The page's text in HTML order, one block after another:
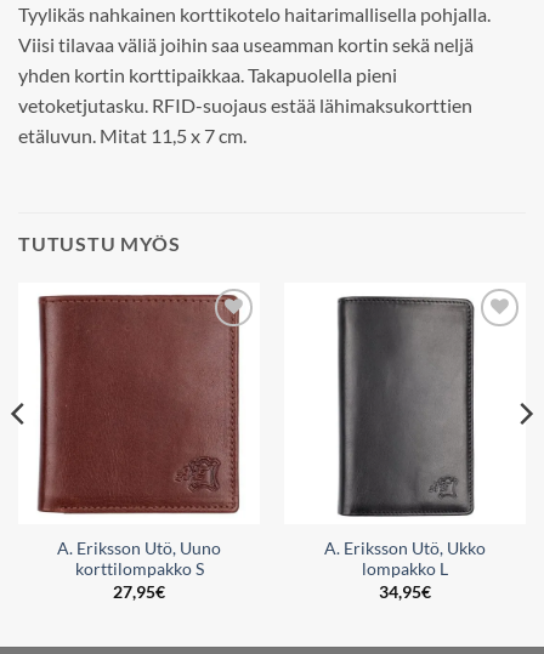
Tyylikäs nahkainen korttikotelo haitarimallisella pohjalla.
Viisi tilavaa väliä joihin saa useamman kortin sekä neljä
yhden kortin korttipaikkaa. Takapuolella pieni
vetoketjutasku. RFID-suojaus estää lähimaksukorttien
etäluvun. Mitat 11,5 x 7 cm.
TUTUSTU MYÖS
Add to
wishlist
A. Eriksson Utö, Uuno
korttilompakko S
27,95€
Add to
wishlist
A. Eriksson Utö, Ukko
lompakko L
34,95€